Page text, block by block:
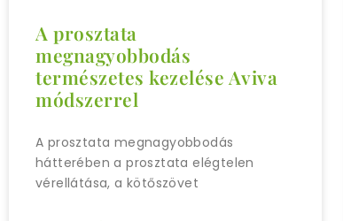
A prosztata
megnagyobbodás
természetes kezelése Aviva
módszerrel
A prosztata megnagyobbodás
hátterében a prosztata elégtelen
vérellátása, a kötőszövet